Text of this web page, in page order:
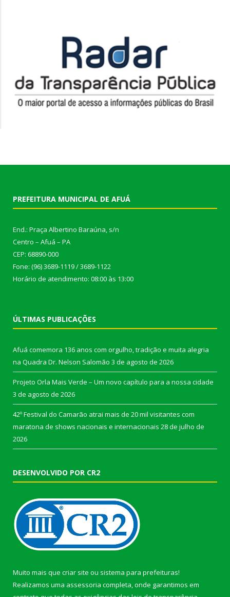
PREFEITURA MUNICIPAL DE AFUÁ
End.: Praça Albertino Baraúna, s/n
Centro – Afuá – PA
CEP: 68890-000
Fone: (96) 3689-1119 / 3689-1122
Horário de atendimento: 08:00 às 13:00
ÚLTIMAS PUBLICAÇÕES
Afuá comemora 136 anos com orgulho, tradição e muita alegria
na Quadra Dr. Nelson Salomão 3 de agosto de 2026
Projeto Orla Mais Verde – Um novo capítulo para a nossa cidade
3 de agosto de 2026
42º Festival do Camarão atrai mais de 20 mil visitantes com
maratona de shows nacionais e internacionais 28 de julho de
2026
DESENVOLVIDO POR CR2
Muito mais que criar site ou sistema para prefeituras!
Realizamos uma assessoria completa, onde garantimos em